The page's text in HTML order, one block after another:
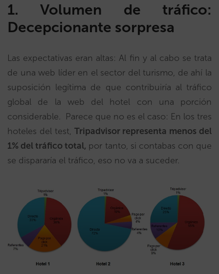
1.Volumen de tráfico:
Decepcionante sorpresa
Las expectativas eran altas: Al fin y al cabo se trata
de una web líder en el sector del turismo, de ahí la
suposición legítima de que contribuiría al tráfico
global de la web del hotel con una porción
considerable. Parece que no es el caso: En los tres
hoteles del test, Tripadvisor representa menos del
1% del tráfico total, por tanto, si contabas con que
se dispararía el tráfico, eso no va a suceder.